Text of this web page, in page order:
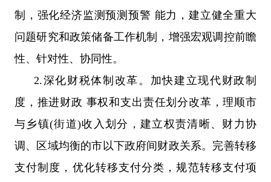
制，强化经济监测预测预警 能力，建立健全重大
问题研究和政策储备工作机制，增强宏观调控前瞻
性、针对性、协同性。
2.深化财税体制改革。加快建立现代财政制
度，推进财政 事权和支出责任划分改革，理顺市
与乡镇(街道)收入划分，建立权责清晰、财力协
调、区域均衡的市以下政府间财政关系。完善转移
支付制度，优化转移支付分类，规范转移支付项